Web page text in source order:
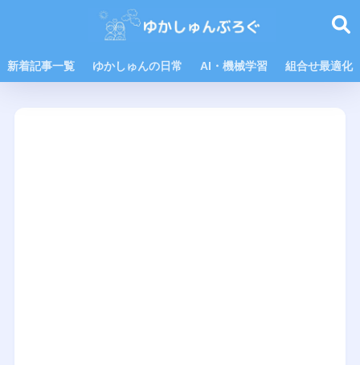
新着記事一覧 ゆかしゅんの日常 AI・機械学習 組合せ最適化